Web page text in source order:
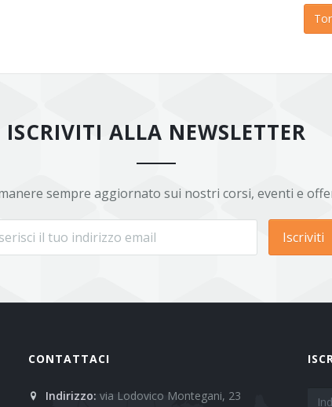
ISCRIVITI ALLA NEWSLETTER
sempre aggiornato sui nostri corsi, eventi e
Iscriviti
CONTATTACI
Indirizzo: via Lodovico Montegani, 23